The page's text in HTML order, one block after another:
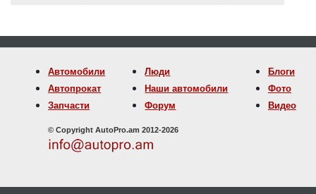
Автомобили
Автопрокат
Запчасти
Люди
Наши автомобили
Форум
Блоги
Фото
Видео
© Copyright AutoPro.am 2012-2026